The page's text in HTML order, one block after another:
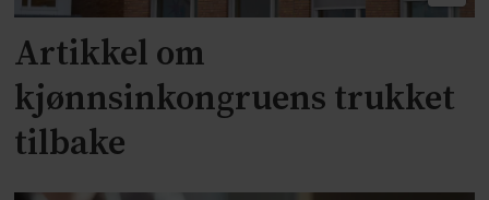
Artikkel om
kjønnsinkongruens trukket
tilbake